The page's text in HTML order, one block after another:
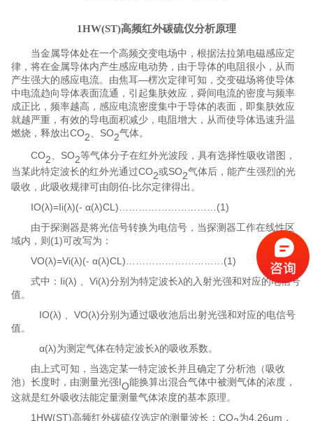
1HW(ST)高频红外碳硫仪分析原理
当金属导体处在一个高频交变电场中，根据法拉第电磁感应定
律，将在金属导体内产生感应电动势，由于导体的电阻很小，从而
产生强大的感应电流。由焦耳—楞次定律可知，交变磁场将使导体
中电流趋向导体表面流通，引起集肤效应，舜间电流的密度与频率
成正比，频率越高，感应电流密度集中于导体的表面，即集肤效应
就越严重，有效的导电面积减少，电阻增大，从而使导体迅速升温
燃烧，释放出CO2、 SO2气体。
CO2、 SO2等气体分子在红外光波段，具有选择性吸收谱图，
当某此特定波长的红外光通过CO2或SO2气体后，能产生强烈的光
吸收，此吸收规律可由朗伯- 比尔定律得出。
IO(λ)=Ii(λ)(- α(λ)CL)…………………………(1)
由于探测器是将光信号转换为电信号，当探测器工作在线性区
域内，则 (1)可改写为：
VO(λ)=Vi(λ)(- α(λ)CL)…………………………(1)
式中： Ii(λ) 、 Vi(λ)分别为特定波长λ的入射光强和对应的电信号
值。
IO(λ) 、 VO(λ)分别为通过吸收池后出射光强和对应的电信号
值。
α(λ)为测定气体在特定波长λ的吸收系数。
由上式可知，当选定某一特定波长并且确定了分析池（吸收
池）长度时，由测量光强IO能换算出混合气体中被测气体的浓度，
这就是红外吸收法能定量测量气体浓度的基本原理。
1HW(ST)高频红外碳硫仪选定的测量波长： CO 为4.26um ，